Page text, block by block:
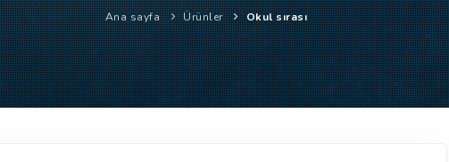
Ana sayfa Ürünler Okul sırası